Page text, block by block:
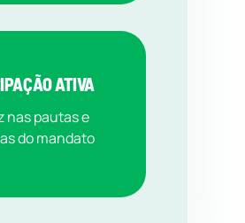
ATIVA
nas pautas e
do mandato